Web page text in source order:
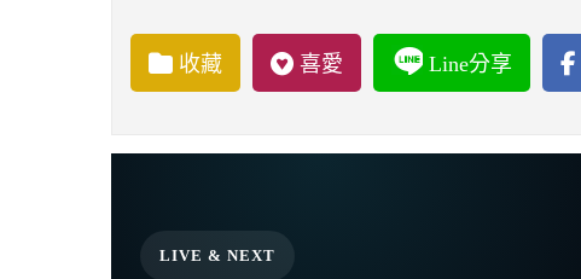
收藏 喜愛 Line分享
LIVE & NEXT